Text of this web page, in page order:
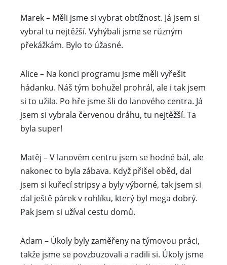
Marek – Měli jsme si vybrat obtížnost. Já jsem si
vybral tu nejtěžší. Vyhýbali jsme se různým
překážkám. Bylo to úžasné.
Alice – Na konci programu jsme měli vyřešit
hádanku. Náš tým bohužel prohrál, ale i tak jsem
si to užila. Po hře jsme šli do lanového centra. Já
jsem si vybrala červenou dráhu, tu nejtěžší. Ta
byla super!
Matěj – V lanovém centru jsem se hodně bál, ale
nakonec to byla zábava. Když přišel oběd, dal
jsem si kuřecí stripsy a byly výborné, tak jsem si
dal ještě párek v rohlíku, který byl mega dobrý.
Pak jsem si užíval cestu domů.
Adam – Úkoly byly zaměřeny na týmovou práci,
takže jsme se povzbuzovali a radili si. Úkoly jsme